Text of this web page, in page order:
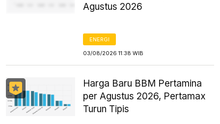
Agustus 2026
ENERGI
03/08/2026 11:38 WIB
Harga Baru BBM Pertamina
per Agustus 2026, Pertamax
Turun Tipis